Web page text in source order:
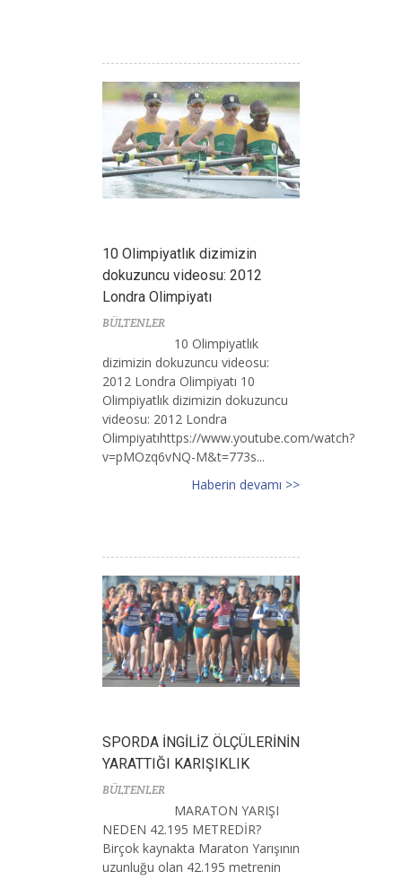
10 Olimpiyatlık dizimizin
dokuzuncu videosu: 2012
Londra Olimpiyatı
BÜLTENLER
10 Olimpiyatlık
dizimizin dokuzuncu videosu:
2012 Londra Olimpiyatı 10
Olimpiyatlık dizimizin dokuzuncu
videosu: 2012 Londra
Olimpiyatıhttps://www.youtube.com/watch?
v=pMOzq6vNQ-M&t=773s...
Haberin devamı >>
SPORDA İNGİLİZ ÖLÇÜLERİNİN
YARATTIĞI KARIŞIKLIK
BÜLTENLER
MARATON YARIŞI
NEDEN 42.195 METREDİR?
Birçok kaynakta Maraton Yarışının
uzunluğu olan 42.195 metrenin